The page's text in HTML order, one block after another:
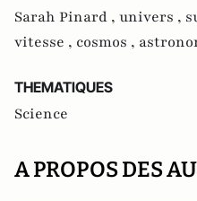
Sarah Pinard , univers ,
vitesse , cosmos ,
THEMATIQUES
Science
A PROPOS DES